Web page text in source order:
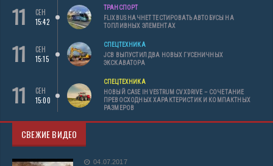
11
СЕН
15:42
ТРАНСПОРТ
FLIXBUS НАЧНЕТ ТЕСТИРОВАТЬ АВТОБУСЫ НА
ТОПЛИВНЫХ ЭЛЕМЕНТАХ
11
СЕН
15:15
СПЕЦТЕХНИКА
JCB ВЫПУСТИЛ ДВА НОВЫХ ГУСЕНИЧНЫХ
ЭКСКАВАТОРА
11
СЕН
15:00
СПЕЦТЕХНИКА
НОВЫЙ CASE IH VESTRUM CVXDRIVE – СОЧЕТАНИЕ
ПРЕВОСХОДНЫХ ХАРАКТЕРИСТИК И КОМПАКТНЫХ
РАЗМЕРОВ
СВЕЖИЕ ВИДЕО
04.07.2017